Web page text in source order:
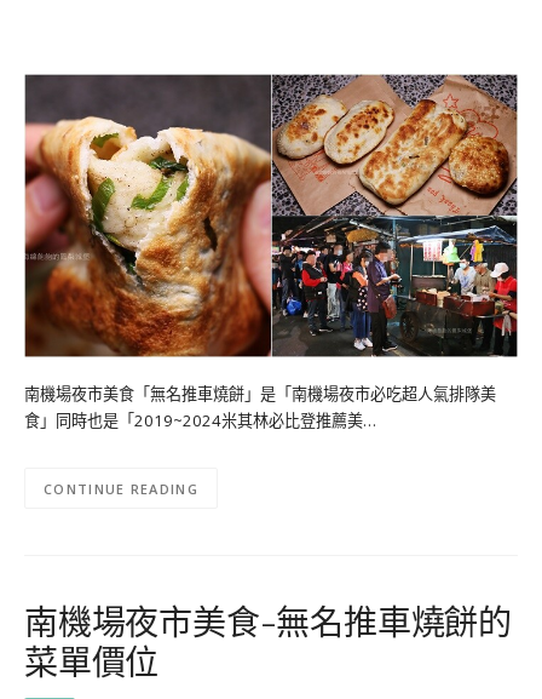
南機場夜市美食「無名推車燒餅」是「南機場夜市必吃超人氣排隊美
食」同時也是「2019~2024米其林必比登推薦美…
CONTINUE READING
南機場夜市美食-無名推車燒餅的
菜單價位